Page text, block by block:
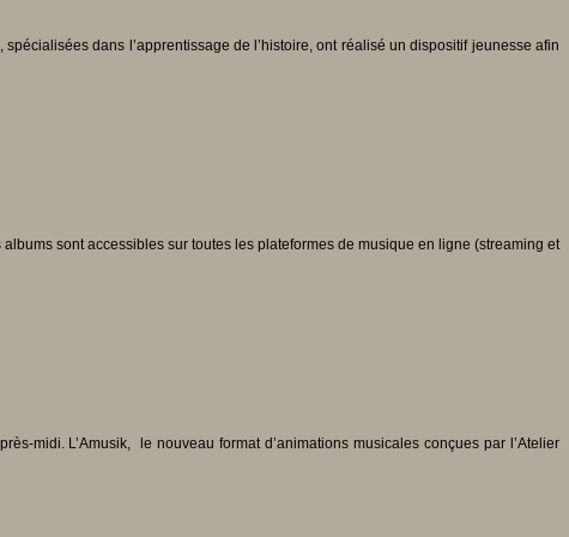
dans l’apprentissage de l’histoire, ont réalisé un dispositif jeunesse afin
sont accessibles sur toutes les plateformes de musique en ligne (streaming et
midi. L’Amusik, le nouveau format d’animations musicales conçues par l’Atelier